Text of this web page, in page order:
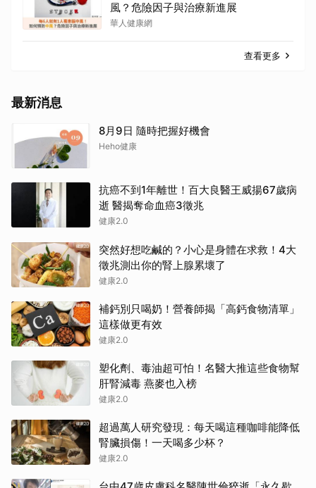
風？危險因子與治療新進展
華人健康網
查看更多
最新消息
8月9日 隨時把握好機會
Heho健康
抗癌不到1年離世！百大良醫王威揚67歲病
逝 醫揭奪命血癌3徵兆
健康2.0
突然好想吃鹹的？小心是身體在求救！4大
徵兆測出你的腎上腺累壞了
健康2.0
補鈣別只喝奶！營養師揭「高鈣食物清單」
這樣做更有效
健康2.0
塑化劑、毒油超可怕！名醫大推這些食物幫
肝腎減毒 燕麥也入榜
健康2.0
超過萬人研究發現：每天喝這種咖啡能降低
腎臟損傷！一天喝多少杯？
健康2.0